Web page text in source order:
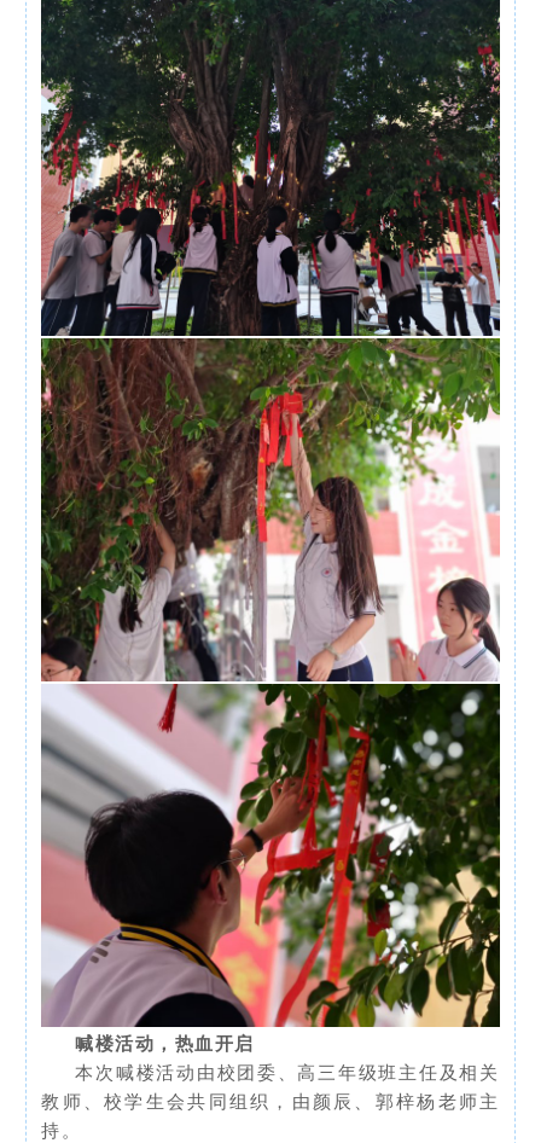
喊楼活动，热血开启
本次喊楼活动由校团委、高三年级班主任及相关
教师、校学生会共同组织，由颜辰、郭梓杨老师主
持。